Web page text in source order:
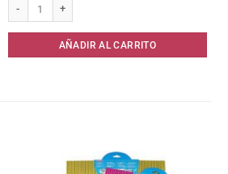
AÑADIR AL CARRITO